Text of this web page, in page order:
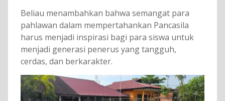
Beliau menambahkan bahwa semangat para
pahlawan dalam mempertahankan Pancasila
harus menjadi inspirasi bagi para siswa untuk
menjadi generasi penerus yang tangguh,
cerdas, dan berkarakter.